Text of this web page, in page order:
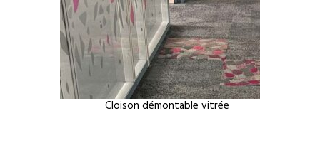
Cloison démontable vitrée